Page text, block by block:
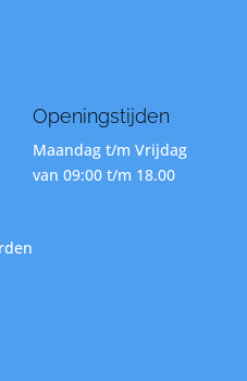
Openingstijden
Maandag t/m Vrijdag
van 09:00 t/m 18.00